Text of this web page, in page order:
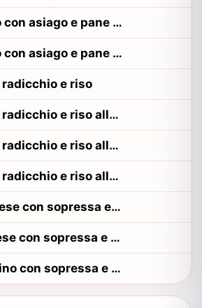
Vellutata veneto con asiago e pane alla contadina trevigiano
Vellutata veneto con asiago e pane alla contadina veneziano
e riso
Zuppa veneto di radicchio e riso alla contadina padovano
Zuppa veneto di radicchio e riso alla contadina trevigiano
Zuppa veneto di radicchio e riso alla contadina veneziano
Zuppetta bellunese con sopressa e patate
Zuppetta veronese con sopressa e patate
Zuppetta vicentino con sopressa e patate